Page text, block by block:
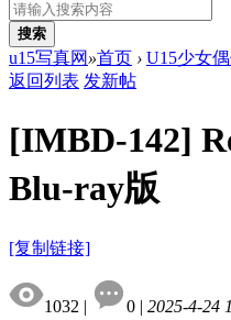
搜索
u15写真网 »首页 › U15少女
返回列表 发新帖
[IMBD-142]
Blu-ray版
[复制链接]
1032 | 0 | 2025-4-24